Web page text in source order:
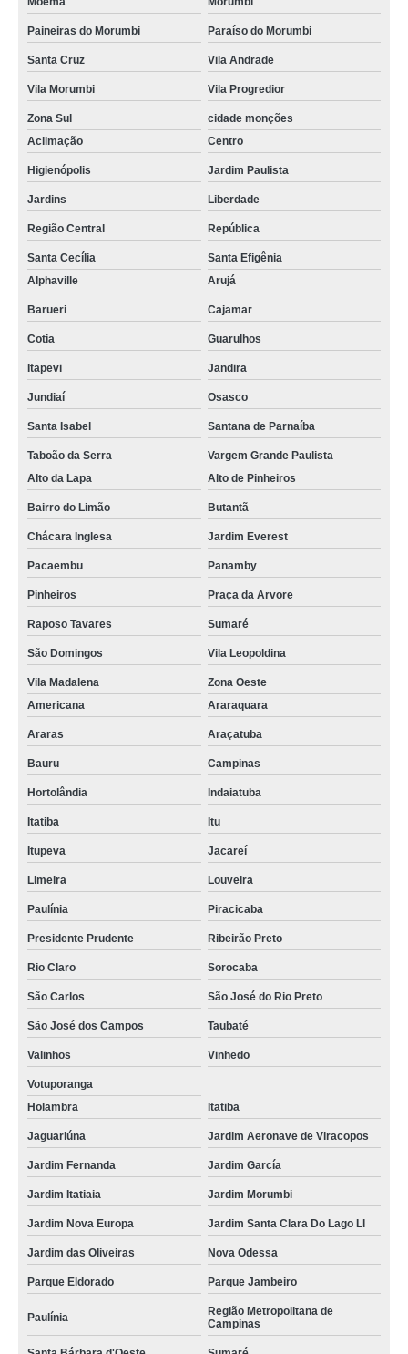
Paineiras do Morumbi Paraíso do Morumbi
Santa Cruz Vila Andrade
Vila Morumbi Vila Progredior
Zona Sul
cidade monções
Aclimação
Centro
Higienópolis Jardim Paulista
Jardins Liberdade
Região Central República
Santa Cecília
Santa Efigênia
Alphaville
Arujá
Barueri Cajamar
Cotia Guarulhos
Itapevi Jandira
Jundiaí Osasco
Santa Isabel Santana de Parnaíba
Taboão da Serra
Vargem Grande Paulista
Alto da Lapa
Alto de Pinheiros
Bairro do Limão Butantã
Chácara Inglesa Jardim Everest
Pacaembu Panamby
Pinheiros Praça da Arvore
Raposo Tavares Sumaré
São Domingos Vila Leopoldina
Vila Madalena
Zona Oeste
Americana
Araraquara
Araras Araçatuba
Bauru Campinas
Hortolândia Indaiatuba
Itatiba Itu
Itupeva Jacareí
Limeira Louveira
Paulínia Piracicaba
Presidente Prudente Ribeirão Preto
Rio Claro Sorocaba
São Carlos São José do Rio Preto
São José dos Campos Taubaté
Valinhos Vinhedo
Votuporanga
Holambra
Itatiba
Jaguariúna Jardim Aeronave de Viracopos
Jardim Fernanda Jardim García
Jardim Itatiaia Jardim Morumbi
Jardim Nova Europa Jardim Santa Clara Do Lago Ll
Jardim das Oliveiras Nova Odessa
Parque Eldorado Parque Jambeiro
Paulínia
Região Metropolitana de
Campinas